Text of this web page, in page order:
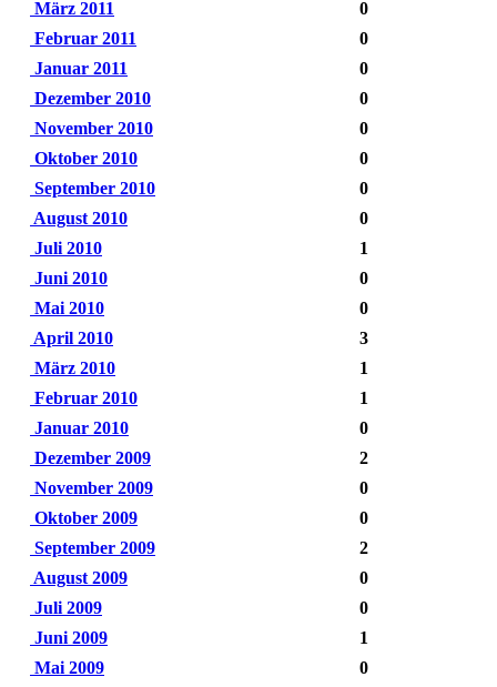
März 2011
0
Februar 2011
0
Januar 2011
0
Dezember 2010
0
November 2010
0
Oktober 2010
0
September 2010
0
August 2010
0
Juli 2010
1
Juni 2010
0
Mai 2010
0
April 2010
3
März 2010
1
Februar 2010
1
Januar 2010
0
Dezember 2009
2
November 2009
0
Oktober 2009
0
September 2009
2
August 2009
0
Juli 2009
0
Juni 2009
1
Mai 2009
0